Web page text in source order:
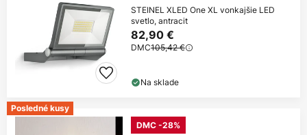
STEINEL XLED One XL vonkajšie LED
svetlo, antracit
82,90 €
DMC105,42 €
Na sklade
Posledné kusy
DMC -28%